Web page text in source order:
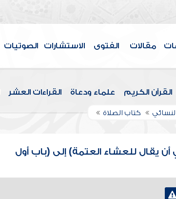
مقالات الفتوى الاستشارات الصوتيات
القرآن الكريم علماء ودعاة القراءات العشر
كتاب الصلاة
يقال للعشاء العتمة) إلى (باب أول